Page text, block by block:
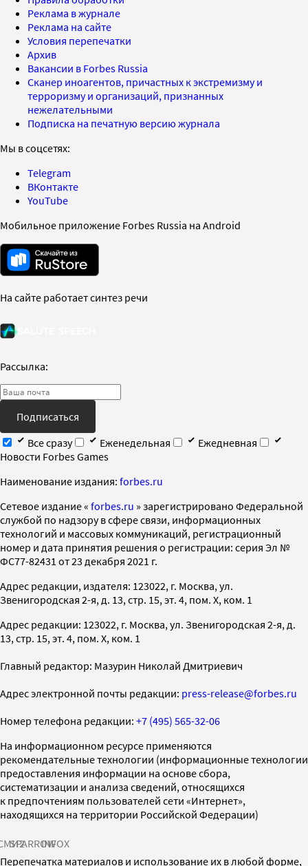
Реклама в журнале
Реклама на сайте
Условия перепечатки
Архив
Вакансии в Forbes Russia
Сканер иноагентов, причастных к экстремизму и
терроризму и организаций, признанных
нежелательными
Подписка на печатную версию журнала
Мы в соцсетях:
Telegram
ВКонтакте
YouTube
Мобильное приложение Forbes Russia на Android
На сайте работает синтез речи
Рассылка:
Подписаться
Все сразу
Еженедельная
Ежедневная
Новости Forbes Games
Наименование издания: forbes.ru
Cетевое издание « forbes.ru » зарегистрировано Федеральной
службой по надзору в сфере связи, информационных
технологий и массовых коммуникаций, регистрационный
номер и дата принятия решения о регистрации: серия Эл №
ФС77-82431 от 23 декабря 2021 г.
Адрес редакции, издателя: 123022, г. Москва, ул.
Звенигородская 2-я, д. 13, стр. 15, эт. 4, пом. X, ком. 1
Адрес редакции: 123022, г. Москва, ул. Звенигородская 2-я, д.
13, стр. 15, эт. 4, пом. X, ком. 1
Главный редактор: Мазурин Николай Дмитриевич
Адрес электронной почты редакции: press-release@forbes.ru
Номер телефона редакции: +7 (495) 565-32-06
На информационном ресурсе применяются
рекомендательные технологии (информационные технологии
предоставления информации на основе сбора,
систематизации и анализа сведений, относящихся
к предпочтениям пользователей сети «Интернет»,
находящихся на территории Российской Федерации)
SPARROWINFOX
Перепечатка материалов и использование их в любой форме,